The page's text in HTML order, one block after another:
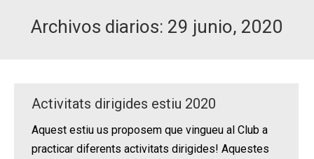
RESERVA
CONTACTE
Archivos diarios: 29 junio, 2020
Activitats dirigides estiu 2020
Aquest estiu us proposem que vingueu al Club a
practicar diferents activitats dirigides! Aquestes